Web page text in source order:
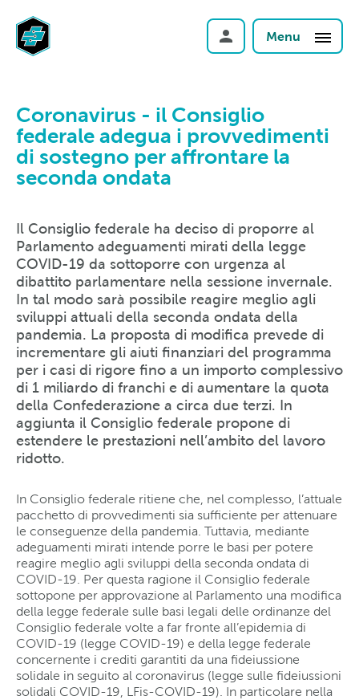
Menu
Coronavirus - il Consiglio
federale adegua i provvedimenti
di sostegno per affrontare la
seconda ondata
Il Consiglio federale ha deciso di proporre al
Parlamento adeguamenti mirati della legge
COVID-19 da sottoporre con urgenza al
dibattito parlamentare nella sessione invernale.
In tal modo sarà possibile reagire meglio agli
sviluppi attuali della seconda ondata della
pandemia. La proposta di modifica prevede di
incrementare gli aiuti finanziari del programma
per i casi di rigore fino a un importo complessivo
di 1 miliardo di franchi e di aumentare la quota
della Confederazione a circa due terzi. In
aggiunta il Consiglio federale propone di
estendere le prestazioni nell’ambito del lavoro
ridotto.
In Consiglio federale ritiene che, nel complesso, l’attuale
pacchetto di provvedimenti sia sufficiente per attenuare
le conseguenze della pandemia. Tuttavia, mediante
adeguamenti mirati intende porre le basi per potere
reagire meglio agli sviluppi della seconda ondata di
COVID-19. Per questa ragione il Consiglio federale
sottopone per approvazione al Parlamento una modifica
della legge federale sulle basi legali delle ordinanze del
Consiglio federale volte a far fronte all’epidemia di
COVID-19 (legge COVID-19) e della legge federale
concernente i crediti garantiti da una fideiussione
solidale in seguito al coronavirus (legge sulle fideiussioni
solidali COVID-19, LFis-COVID-19). In particolare nella